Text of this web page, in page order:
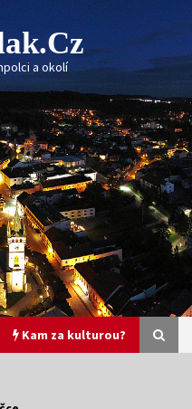
a okolí
Kam za kulturou?